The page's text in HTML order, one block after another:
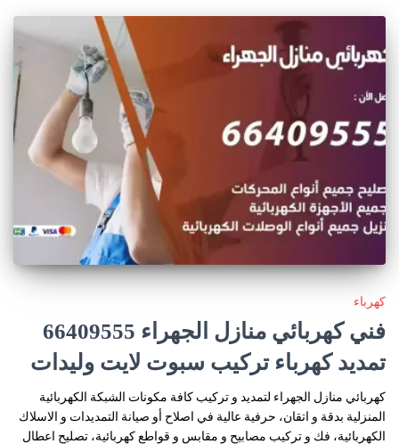
كهرباء
فني كهربائي منازل الجهراء 66409555
تمديد كهرباء تركيب سبوت لايت وليدات
كهربائي منازل الجهراء لتمديد و تركيب كافة مكونات الشبكة الكهربائية
المنزلية بدقة و اتقان، حرفية عالية في اصلاح أو صيانة التمديدات و الاسلاك
الكهربائية، فك و تركيب مصابيح و مقابس و قواطع كهربائية، تصليح اعطال